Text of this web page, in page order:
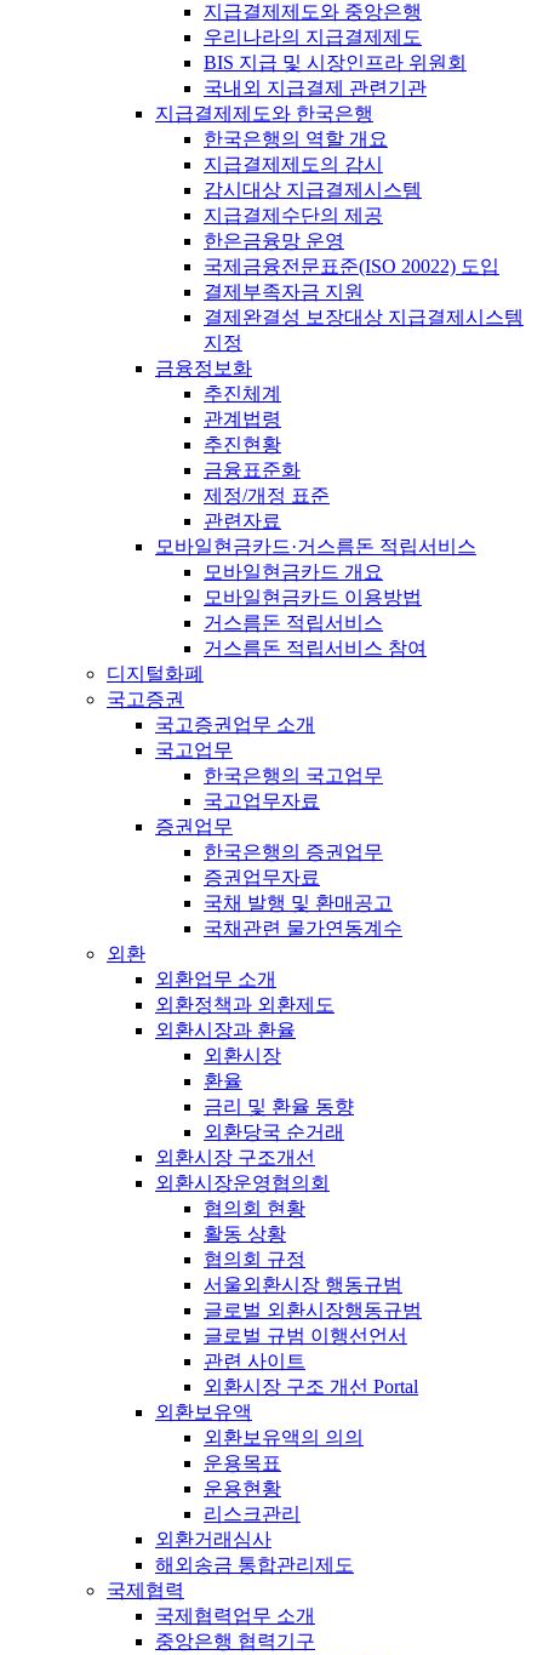
지급결제제도와 중앙은행
우리나라의 지급결제제도
BIS 지급 및 시장인프라 위원회
국내외 지급결제 관련기관
지급결제제도와 한국은행
한국은행의 역할 개요
지급결제제도의 감시
감시대상 지급결제시스템
지급결제수단의 제공
한은금융망 운영
국제금융전문표준(ISO 20022) 도입
결제부족자금 지원
결제완결성 보장대상 지급결제시스템
지정
금융정보화
추진체계
관계법령
추진현황
금융표준화
제정/개정 표준
관련자료
모바일현금카드·거스름돈 적립서비스
모바일현금카드 개요
모바일현금카드 이용방법
거스름돈 적립서비스
거스름돈 적립서비스 참여
디지털화폐
국고증권
국고증권업무 소개
국고업무
한국은행의 국고업무
국고업무자료
증권업무
한국은행의 증권업무
증권업무자료
국채 발행 및 환매공고
국채관련 물가연동계수
외환
외환업무 소개
외환정책과 외환제도
외환시장과 환율
외환시장
환율
금리 및 환율 동향
외환당국 순거래
외환시장 구조개선
외환시장운영협의회
협의회 현황
활동 상황
협의회 규정
서울외환시장 행동규범
글로벌 외환시장행동규범
글로벌 규범 이행선언서
관련 사이트
외환시장 구조 개선 Portal
외환보유액
외환보유액의 의의
운용목표
운용현황
리스크관리
외환거래심사
해외송금 통합관리제도
국제협력
국제협력업무 소개
중앙은행 협력기구